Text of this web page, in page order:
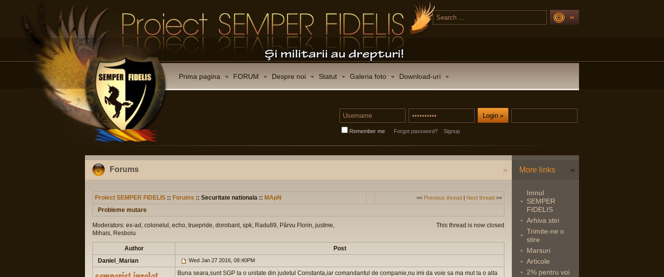
Prima pagina FORUM Despre noi Statut Galeria foto Download-uri
Remember me Forgot password? Signup
Forums
Proiect SEMPER FIDELIS :: Forums :: Securitate nationala :: MApN << Previous thread | Next thread >>
Probleme mutare
Moderators: ex-ad, colonelul, echo, truepride, dorobant, spk, Radu89, Pârvu Florin, justme,
Mihais, Resboiu
This thread is now closed
Author
Post
Daniel_Marian
Wed Jan 27 2016, 08:40PM
Buna seara,sunt SGP la o unitate din judetul Constanta,iar comandantul de companie,nu imi da voie sa ma mut la o alta
More links
Imnul
SEMPER
FIDELIS
Arhiva stiri
Trimite-ne o
stire
Marsuri
Articole
2% pentru voi